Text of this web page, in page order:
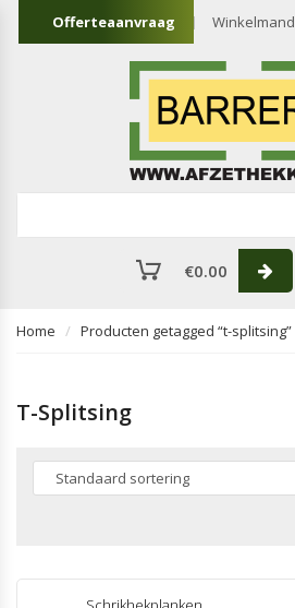
Offerteaanvraag Winkelmand
€0.00
Home Producten getagged “t-splitsing”
T-Splitsing